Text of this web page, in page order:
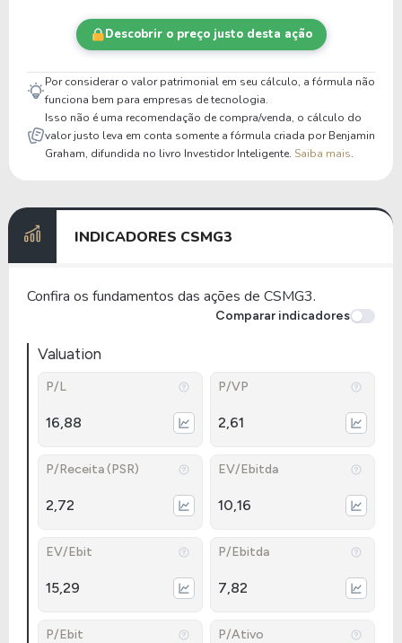
Descobrir o preço justo desta ação
Por considerar o valor patrimonial em seu cálculo, a fórmula não
funciona bem para empresas de tecnologia.
Isso não é uma recomendação de compra/venda, o cálculo do
valor justo leva em conta somente a fórmula criada por Benjamin
Graham, difundida no livro Investidor Inteligente. Saiba mais.
INDICADORES CSMG3
Confira os fundamentos das ações de CSMG3.
Comparar indicadores
Valuation
P/L
16,88
P/VP
2,61
P/Receita (PSR)
2,72
EV/Ebitda
10,16
EV/Ebit
15,29
P/Ebitda
7,82
P/Ebit P/Ativo